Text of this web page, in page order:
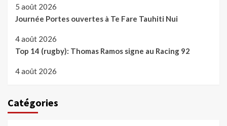
5 août 2026
Journée Portes ouvertes à Te Fare Tauhiti Nui
4 août 2026
Top 14 (rugby): Thomas Ramos signe au Racing 92
4 août 2026
Catégories